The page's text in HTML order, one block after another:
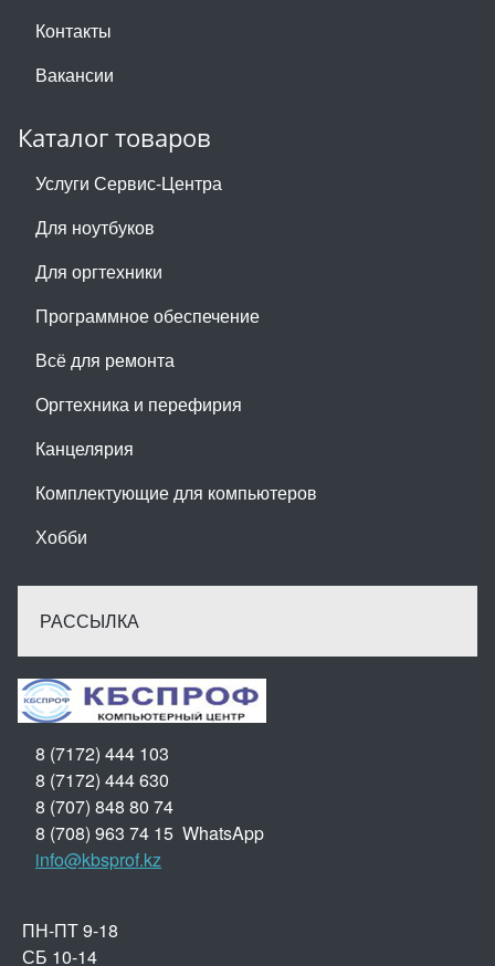
Контакты
Вакансии
Каталог товаров
Услуги Сервис-Центра
Для ноутбуков
Для оргтехники
Программное обеспечение
Всё для ремонта
Оргтехника и перефирия
Канцелярия
Комплектующие для компьютеров
Хобби
РАССЫЛКА
8 (7172) 444 103
8 (7172) 444 630
8 (707) 848 80 74
8 (708) 963 74 15 WhatsApp
info@kbsprof.kz
ПН-ПТ 9-18
СБ 10-14